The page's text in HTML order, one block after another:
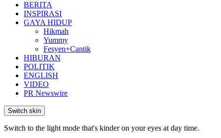
BERITA
INSPIRASI
GAYA HIDUP
Hikmah
Yummy
Fesyen+Cantik
HIBURAN
POLITIK
ENGLISH
VIDEO
PR Newswire
Switch skin
Switch to the light mode that's kinder on your eyes at day time.